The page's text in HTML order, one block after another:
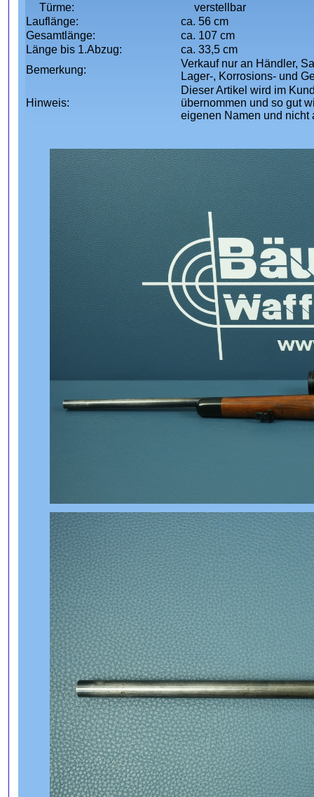
Türme:
verstellbar
Lauflänge:
ca. 56 cm
Gesamtlänge:
ca. 107 cm
Länge bis 1.Abzug:
ca. 33,5 cm
Bemerkung:
Verkauf nur an Händler,
Lager-, Korrosions- und
Hinweis:
Dieser Artikel wird im
übernommen und so gut
eigenen Namen und nicht